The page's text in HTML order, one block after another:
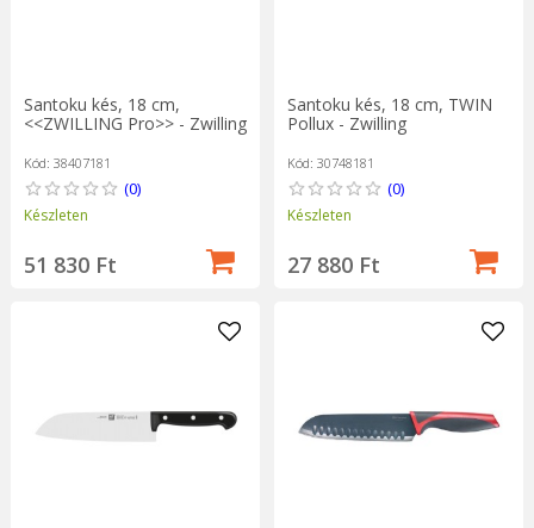
Santoku kés, 18 cm,
<<ZWILLING Pro>> - Zwilling
Kód: 38407181
(0)
Készleten
51 830 Ft
Santoku kés, 18 cm, TWIN
Pollux - Zwilling
Kód: 30748181
(0)
Készleten
27 880 Ft